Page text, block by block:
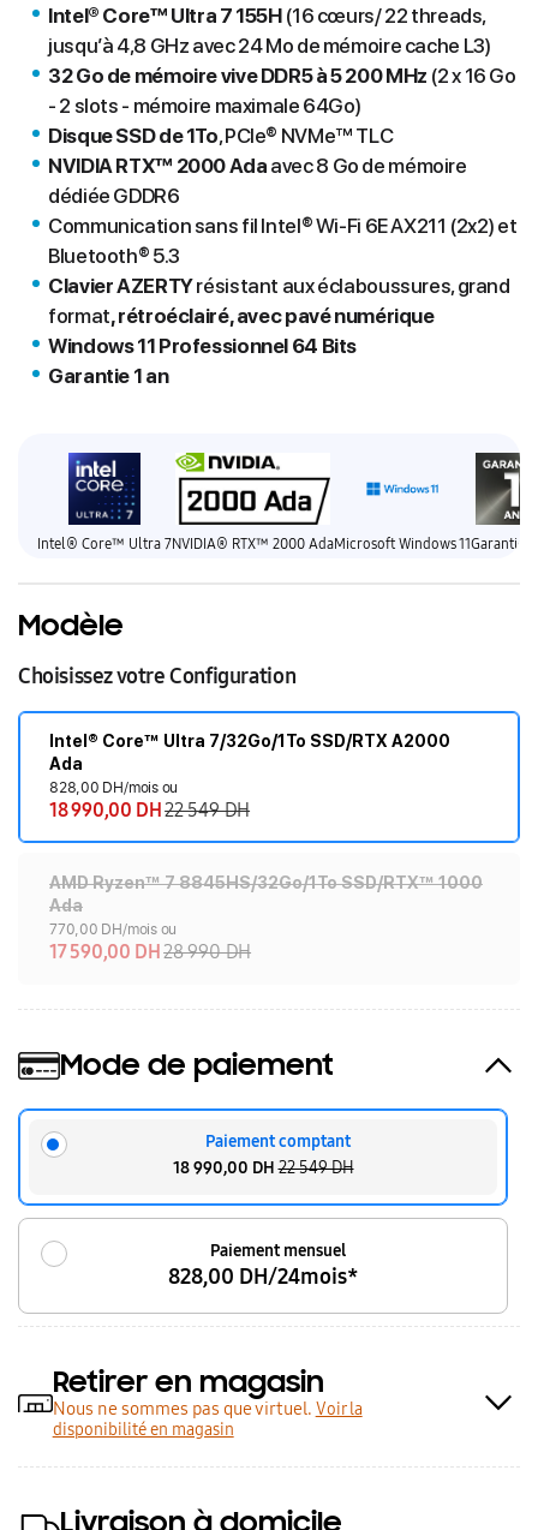
Intel® Core™ Ultra 7 155H(16 cœurs/ 22 threads,
jusqu’à 4,8 GHz avec 24 Mo de mémoire cache L3)
32 Go de mémoire vive DDR5 à 5 200 MHz (2 x 16 Go
- 2 slots - mémoire maximale 64Go)
Disque SSD de 1To, PCIe® NVMe™ TLC
NVIDIA RTX™ 2000 Ada avec 8 Go de mémoire
dédiée GDDR6
Communication sans fil Intel® Wi-Fi 6E AX211 (2x2) et
Bluetooth® 5.3
Clavier AZERTYrésistant aux éclaboussures, grand
format, rétroéclairé, avec pavé numérique
Windows 11 Professionnel 64 Bits
Garantie 1 an
Intel® Core™ Ultra 7NVIDIA® RTX™ 2000 AdaMicrosoft Windows 11Garantie 1
Modèle
Choisissez votre Configuration
Intel® Core™ Ultra 7/32Go/1To SSD/RTX A2000
Ada
828,00 DH/mois ou
18 990,00 DH22 549 DH
AMD Ryzen™ 7 8845HS/32Go/1To SSD/RTX™ 1000
Ada
770,00 DH/mois ou
17 590,00 DH28 990 DH
Mode de paiement
Paiement comptant
18 990,00 DH 22 549 DH
Paiement mensuel
828,00 DH/24mois*
Retirer en magasin
Nous ne sommes pas que virtuel. Voir la
disponibilité en magasin